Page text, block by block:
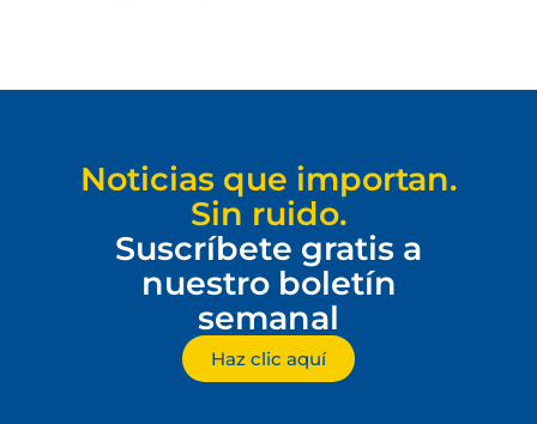
Noticias que importan.
Sin ruido.
Suscríbete gratis a
nuestro boletín
semanal
Haz clic aquí